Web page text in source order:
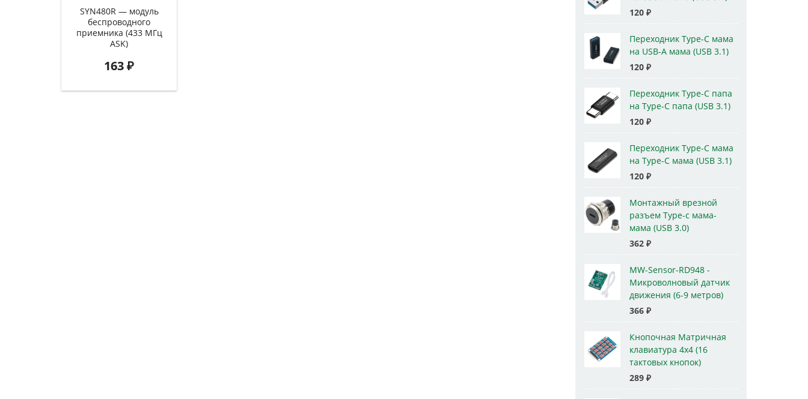
SYN480R — модуль
беспроводного
приемника (433 МГц
ASK)
163₽
120 ₽
Переходник Type-C мама
на USB-A мама (USB 3.1)
120 ₽
Переходник Type-C папа
на Type-C папа (USB 3.1)
120 ₽
Переходник Type-C мама
на Type-C мама (USB 3.1)
120 ₽
Монтажный врезной
разъем Type-c мама-
мама (USB 3.0)
362 ₽
MW-Sensor-RD948 -
Микроволновый датчик
движения (6-9 метров)
366 ₽
Кнопочная Матричная
клавиатура 4x4 (16
тактовых кнопок)
289 ₽